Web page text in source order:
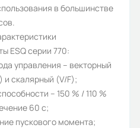
(В):
(А):
в большинстве
ESQ серии 770:
управления – векторный
и скалярный (V/F);
– 150 % / 110 %
60 с;
пускового момента;